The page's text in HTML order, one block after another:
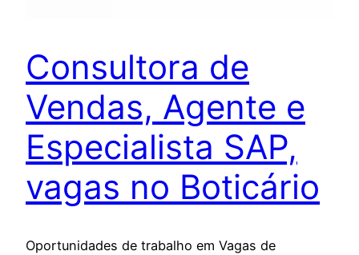
Consultora de
Vendas, Agente e
Especialista SAP,
vagas no Boticário
Oportunidades de trabalho em Vagas de